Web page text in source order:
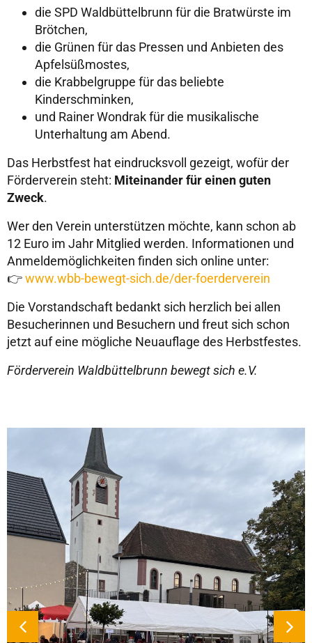
die SPD Waldbüttelbrunn für die Bratwürste im
Brötchen,
die Grünen für das Pressen und Anbieten des
Apfelsüßmostes,
die Krabbelgruppe für das beliebte
Kinderschminken,
und Rainer Wondrak für die musikalische
Unterhaltung am Abend.
Das Herbstfest hat eindrucksvoll gezeigt, wofür der
Förderverein steht: Miteinander für einen guten
Zweck.
Wer den Verein unterstützen möchte, kann schon ab
12 Euro im Jahr Mitglied werden. Informationen und
Anmeldemöglichkeiten finden sich online unter:
👉www.wbb-bewegt-sich.de/der-foerderverein
Die Vorstandschaft bedankt sich herzlich bei allen
Besucherinnen und Besuchern und freut sich schon
jetzt auf eine mögliche Neuauflage des Herbstfestes.
Förderverein Waldbüttelbrunn bewegt sich e.V.